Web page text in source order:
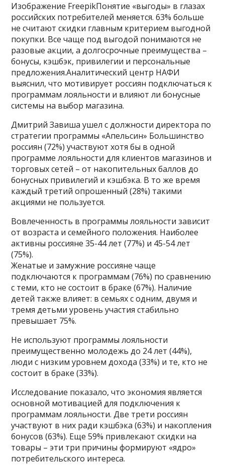
Изображение FreepikПонятие «выгоды» в глазах
российских потребителей меняется. 63% больше
не считают скидки главным критерием выгодной
покупки. Все чаще под выгодой понимаются не
разовые акции, а долгосрочные преимущества –
бонусы, кэшбэк, привилегии и персональные
предложения.Аналитический центр НАФИ
выяснил, что мотивирует россиян подключаться к
программам лояльности и влияют ли бонусные
системы на выбор магазина.
Дмитрий Завиша ушел с должности директора по
стратегии программы «Апельсин» Большинство
россиян (72%) участвуют хотя бы в одной
программе лояльности для клиентов магазинов и
торговых сетей – от накопительных баллов до
бонусных привилегий и кэшбэка. В то же время
каждый третий опрошенный (28%) такими
акциями не пользуется.
Вовлеченность в программы лояльности зависит
от возраста и семейного положения. Наиболее
активны россияне 35-44 лет (77%) и 45-54 лет
(75%).
Женатые и замужние россияне чаще
подключаются к программам (76%) по сравнению
с теми, кто не состоит в браке (67%). Наличие
детей также влияет: в семьях с одним, двумя и
тремя детьми уровень участия стабильно
превышает 75%.
Не используют программы лояльности
преимущественно молодежь до 24 лет (44%),
люди с низким уровнем дохода (33%) и те, кто не
состоит в браке (33%).
Исследование показало, что экономия является
основной мотивацией для подключения к
программам лояльности. Две трети россиян
участвуют в них ради кэшбэка (63%) и накопления
бонусов (63%). Еще 59% привлекают скидки на
товары – эти три причины формируют «ядро»
потребительского интереса.